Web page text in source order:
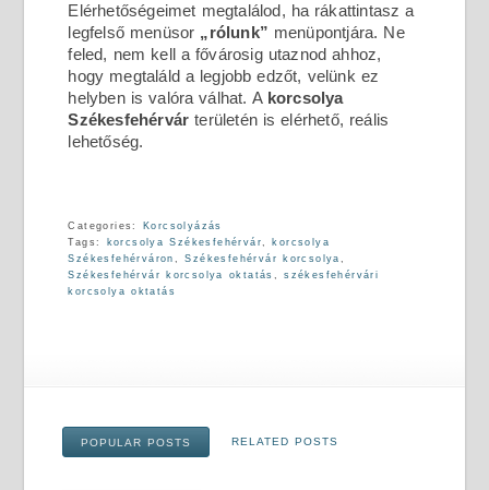
Elérhetőségeimet megtalálod, ha rákattintasz a
legfelső menüsor „rólunk” menüpontjára. Ne
feled, nem kell a fővárosig utaznod ahhoz,
hogy megtaláld a legjobb edzőt, velünk ez
helyben is valóra válhat. A korcsolya
Székesfehérvár területén is elérhető, reális
lehetőség.
Categories:
Korcsolyázás
Tags:
korcsolya Székesfehérvár, korcsolya
Székesfehérváron ,Székesfehérvár korcsolya ,
Székesfehérvár korcsolya oktatás ,székesfehérvári
korcsolya oktatás
POPULAR POSTS RELATED POSTS